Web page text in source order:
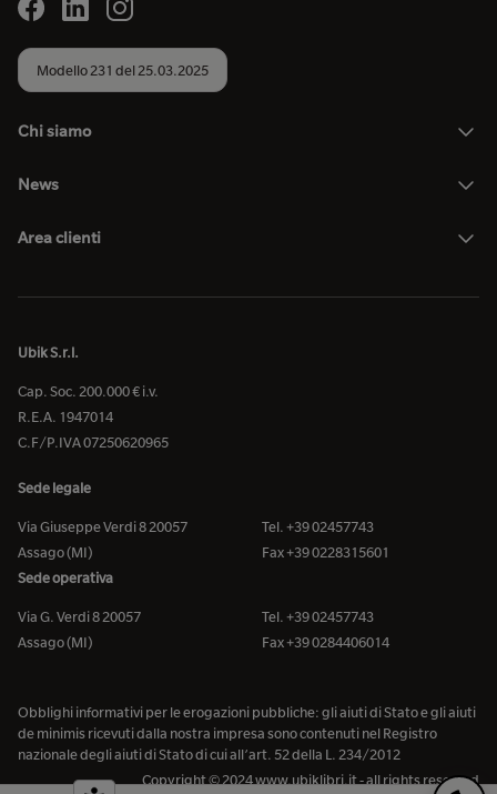
Modello 231 del 25.03.2025
Chi siamo
News
Area clienti
Ubik S.r.l.
Cap. Soc. 200.000 € i.v.
R.E.A. 1947014
C.F/P.IVA 07250620965
Sede legale
Via Giuseppe Verdi 8 20057
Assago (MI)
Tel. +39 02457743
Fax +39 0228315601
Sede operativa
Via G. Verdi 8 20057
Assago (MI)
Tel. +39 02457743
Fax +39 0284406014
Obblighi informativi per le erogazioni pubbliche: gli aiuti di Stato e gli aiuti
de minimis ricevuti dalla nostra impresa sono contenuti nel Registro
nazionale degli aiuti di Stato di cui all’art. 52 della L. 234/2012
Copyright © 2024 www.ubiklibri.it - all rights reserved